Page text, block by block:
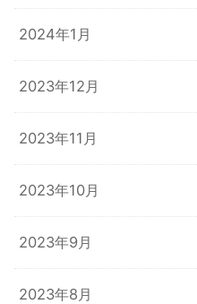
2024年1月
2023年12月
2023年11月
2023年10月
2023年9月
2023年8月